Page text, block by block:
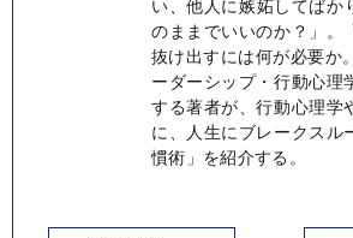
い、他人に嫉妬してば
のままでいいのか？」。
抜け出すには何が必要か
ーダーシップ・行動心理
する著者が、行動心理学
に、人生にブレークスル
慣術」を紹介する。